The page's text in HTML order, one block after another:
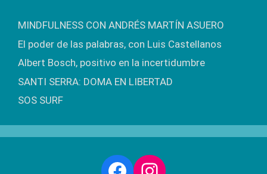
MINDFULNESS CON ANDRÉS MARTÍN ASUERO
El poder de las palabras, con Luis Castellanos
Albert Bosch, positivo en la incertidumbre
SANTI SERRA: DOMA EN LIBERTAD
SOS SURF